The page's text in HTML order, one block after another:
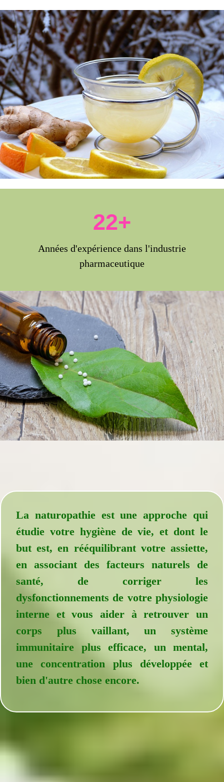
22+
Années d'expérience dans l'industrie
pharmaceutique
La naturopathie est une approche qui
étudie votre hygiène de vie, et dont le
but est, en rééquilibrant votre assiette,
en associant des facteurs naturels de
santé, de corriger les
dysfonctionnements de votre physiologie
interne et vous aider à retrouver un
corps plus vaillant, un système
immunitaire plus efficace, un mental,
une concentration plus développée et
bien d'autre chose encore.